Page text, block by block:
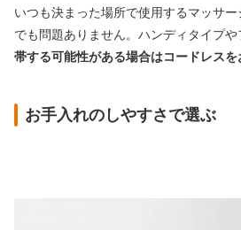
いつも決まった場所で使用するマッサ
でも問題ありません。ハンディタイプや
帯する可能性がある場合はコードレスを
お手入れのしやすさで選ぶ